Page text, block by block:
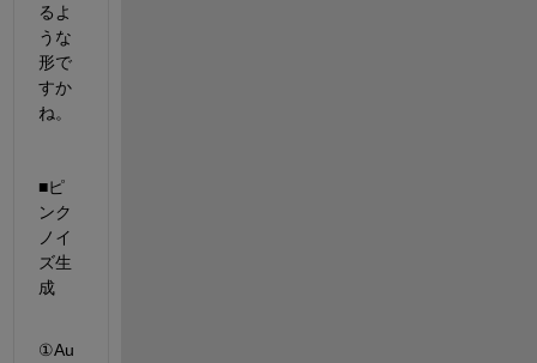
るよ
うな
形で
すか
ね。
■ピ
ンク
ノイ
ズ生
成
①Au